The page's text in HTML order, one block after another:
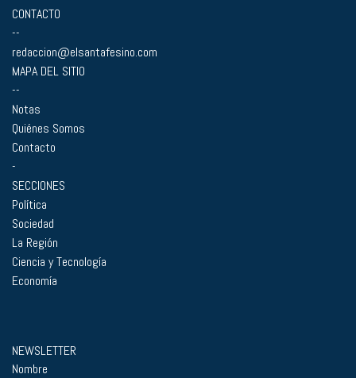
CONTACTO
--
redaccion@elsantafesino.com
MAPA DEL SITIO
--
Notas
Quiénes Somos
Contacto
-
SECCIONES
Política
Sociedad
La Región
Ciencia y Tecnología
Economía
NEWSLETTER
Nombre